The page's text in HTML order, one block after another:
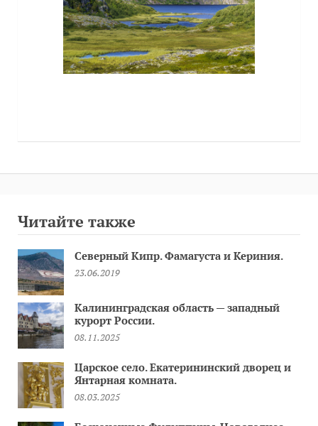
Читайте также
Северный Кипр. Фамагуста и Кериния.
23.06.2019
Калининградская область — западный
курорт России.
08.11.2025
Царское село. Екатерининский дворец и
Янтарная комната.
08.03.2025